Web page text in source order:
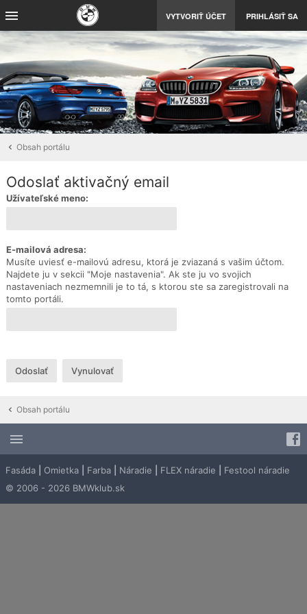
VYTVORIŤ ÚČET PRIHLÁSIŤ SA
Obsah portálu
Odoslať aktivačný email
Užívateľské meno:
E-mailová adresa:
Musíte uviesť e-mailovú adresu, ktorá je zviazaná s vašim účtom.
Najdete ju v sekcii "Moje nastavenia". Ak ste ju vo svojich
nastaveniach nezmemnili je to tá, s ktorou ste sa zaregistrovali na
tomto portáli.
Obsah portálu
Fasáda Omietka Farba Náradie FLEX náradie
Festool náradie
© 2006 - 2026 BMWklub.sk